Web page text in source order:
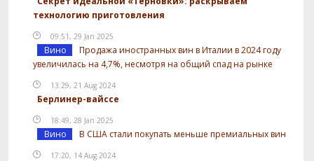
технологию приготовления
09:51, 29 Jan 2025
Вино
Продажа иностранных вин в Италии в 2024 году
увеличилась на 4,7%, несмотря на общий спад на рынке
13:29, 21 Aug 2024
Берлинер-вайссе
18:49, 28 Jan 2025
Вино В США стали покупать меньше премиальных вин
17:20, 14 Aug 2024